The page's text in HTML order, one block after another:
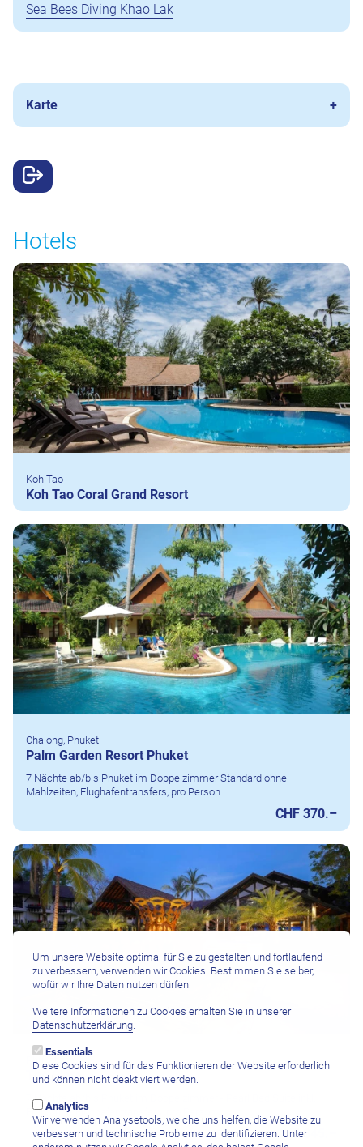
Sea Bees Diving Khao Lak
Karte
Hotels
Koh Tao
Koh Tao Coral Grand Resort
Chalong, Phuket
Palm Garden Resort Phuket
7 Nächte ab/bis Phuket im Doppelzimmer Standard ohne
Mahlzeiten, Flughafentransfers, pro Person
CHF 370.–
Phuket
The Slate
7 Nächte ab/bis Phuket im Doppelzimmer - Pearl Bed Suite inkl.
Frühstück, Flughafentransfers, pro Person
CHF 845.–
Um unsere Website optimal für Sie zu gestalten und fortlaufend
zu verbessern, verwenden wir Cookies. Bestimmen Sie selber,
wofür wir Ihre Daten nutzen dürfen.
Weitere Informationen zu Cookies erhalten Sie in unserer
Datenschutzerklärung.
Essentials
Diese Cookies sind für das Funktionieren der Website erforderlich
und können nicht deaktiviert werden.
Analytics
Wir verwenden Analysetools, welche uns helfen, die Website zu
verbessern und technische Probleme zu identifizieren. Unter